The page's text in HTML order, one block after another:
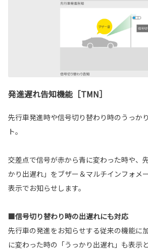
発進遅れ告知機能［TMN］
先行車発進時や信号切り替わり時のうっか
ト。
交差点で信号が赤から青に変わった時や、
かり出遅れ」をブザー＆マルチインフォメ
表示でお知らせします。
■信号切り替わり時の出遅れにも対応
先行車の発進をお知らせする従来の機能に
に変わった時の「うっかり出遅れ」も表示